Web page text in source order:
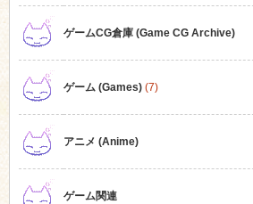
ゲームCG倉庫 (Game CG Archive)
ゲーム (Games)(7)
アニメ (Anime)
ゲーム関連